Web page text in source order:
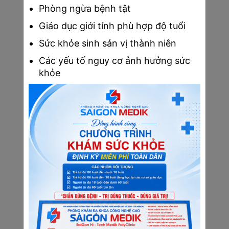
Chế độ dinh dưỡng cho mẹ bầu thai 4 tuần tuổi
6. Những lưu ý quan trọng khi mang thai 4
tuần tuổi
Ngoài việc xác định vị trí thai nhi trong tử cung, việc
chăm sóc sức khỏe toàn diện của người mẹ đóng
vai trò then chốt. Để đảm bảo sức khỏe tối ưu cho
cả mẹ và sự phát triển khỏe mạnh của thai nhi, bạn
cần tuân thủ các nguyên tắc sau:
Duy trì trạng thái tinh thần tích cực
Giảm thiểu căng thẳng, lo âu thông qua
các hoạt động thư giãn, giải trí lành mạnh.
Loại bỏ các chất kích thích: Tuyệt đối
Phòng ngừa bệnh tật
Giáo dục giới tính phù hợp độ tuổi
Sức khỏe sinh sản vị thành niên
Các yếu tố nguy cơ ảnh hưởng sức
khỏe